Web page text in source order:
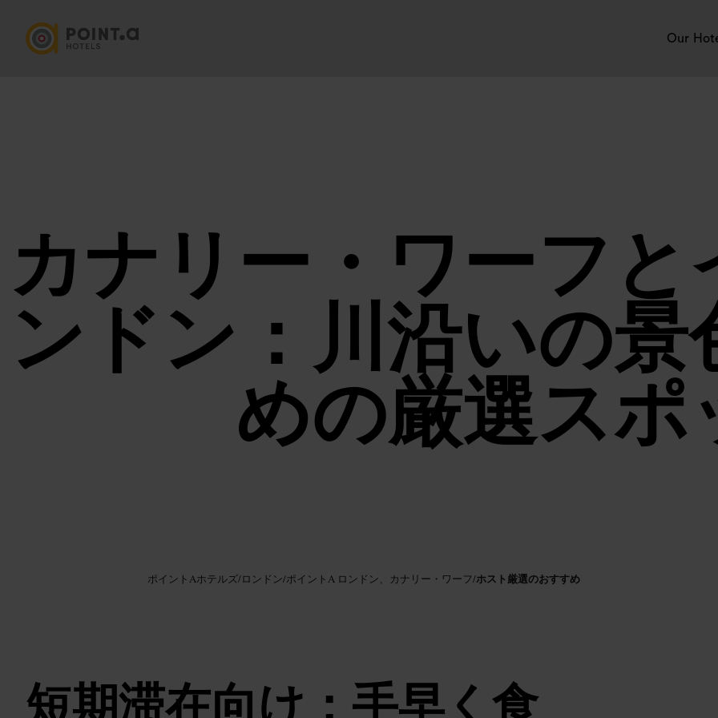
Our
カナリー・ワーフ
ンドン：川沿いの
めの厳選スポ
ポイントAホテルズ/ロンドン/ポイントA ロンドン、カナリー・ワーフ/ホスト厳選のおすすめ
短期滞在向け：手早く食